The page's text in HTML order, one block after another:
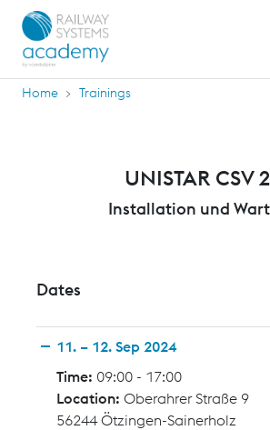
Home Trainings
UNISTAR CSV
Installation und
Dates
11. – 12. Sep 2024
Time: 09:00 - 17:00
Location: Oberahrer Straße 9
56244 Ötzingen-Sainerholz